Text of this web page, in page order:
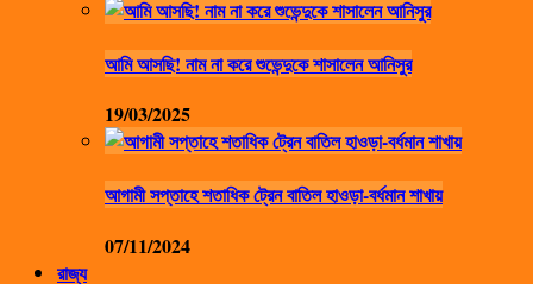
আমি আসছি! নাম না করে শুভেন্দুকে শাসালেন আনিসুর
19/03/2025
আগামী সপ্তাহে শতাধিক ট্রেন বাতিল হাওড়া-বর্ধমান শাখায়
07/11/2024
রাজ্য